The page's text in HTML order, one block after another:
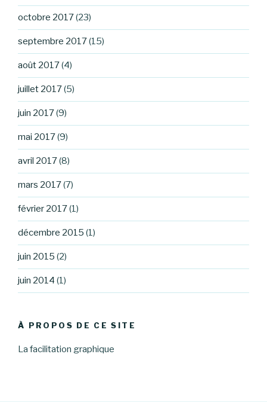
octobre 2017(23)
septembre 2017(15)
août 2017(4)
juillet 2017(5)
juin 2017(9)
mai 2017(9)
avril 2017(8)
mars 2017(7)
février 2017(1)
décembre 2015 (1)
juin 2015 (2)
juin 2014 (1)
À PROPOS DE CE SITE
La facilitation graphique